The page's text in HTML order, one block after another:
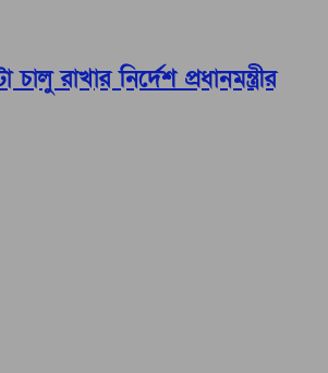
রাখার নির্দেশ প্রধানমন্ত্রীর